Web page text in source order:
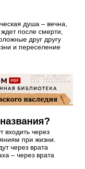
душа – вечна,
после смерти,
друг другу
и переселение
входить через
при жизни.
через врата
– через врата